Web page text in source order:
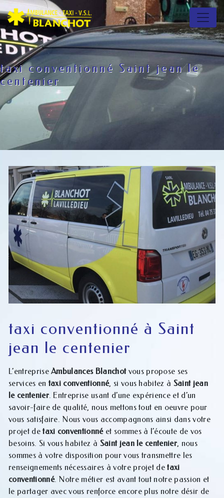
Panneau de gestion des cookies
taxi conventionné Saint jean le
centenier
taxi conventionné à Saint
jean le centenier
L’entrepriseAmbulances Blanchotvous propose ses
services en taxi conventionné, si vous habitez à Saint jean
le centenier. Entreprise usant d’une expérience et d’un
savoir-faire de qualité, nous mettons tout en oeuvre pour
vous satisfaire. Nous vous accompagnons ainsi dans votre
projet detaxi conventionnéet sommes à l’écoute de vos
besoins. Si vous habitez à Saint jean le centenier, nous
sommes à votre disposition pour vous transmettre les
renseignements nécessaires à votre projet detaxi
conventionné. Notre métier est avant tout notre passion et
le partager avec vous renforce encore plus notre désir de